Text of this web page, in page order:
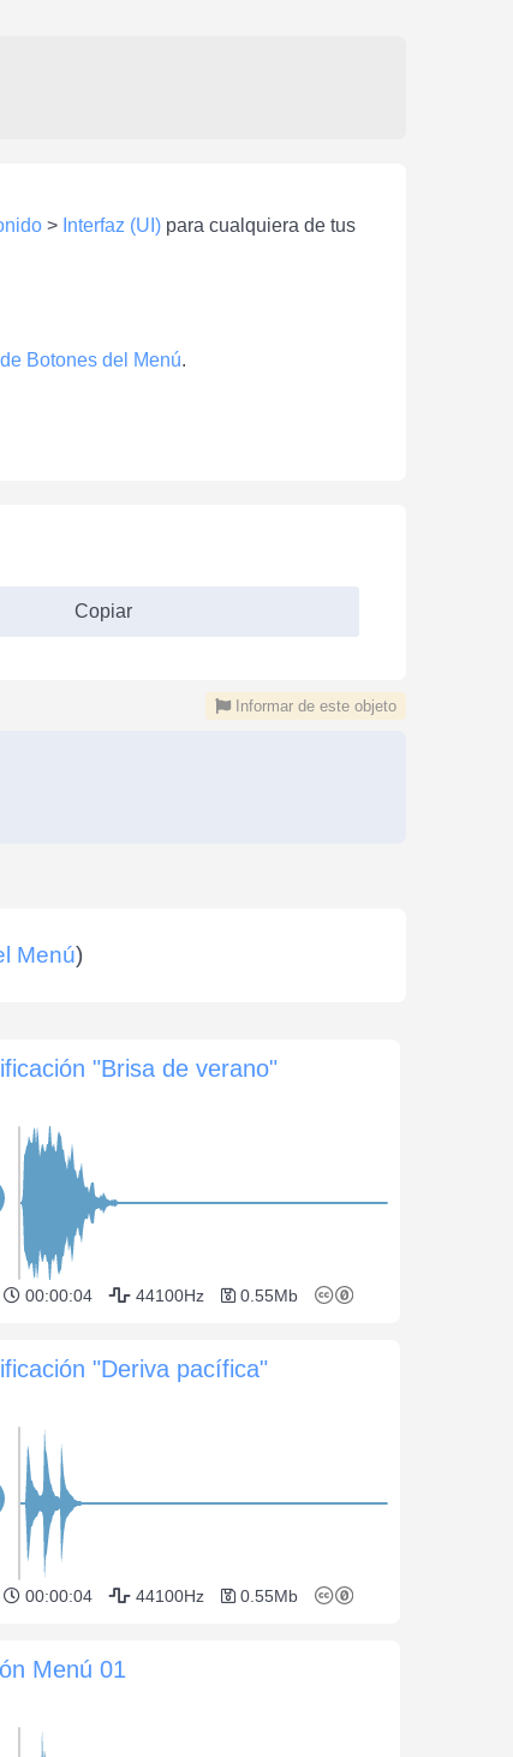
> Interfaz (UI) para cualquiera de tus
Botones del Menú.
Copiar
Informar de este objeto
Menú)
"Brisa de verano"
00:00:04 44100Hz 0.55Mb
"Deriva pacífica"
00:00:04 44100Hz 0.55Mb
Menú 01